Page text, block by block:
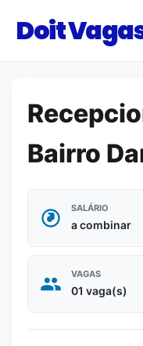
Doit
Bairro
SALÁRIO
a combinar
VAGAS
01 vaga(s)